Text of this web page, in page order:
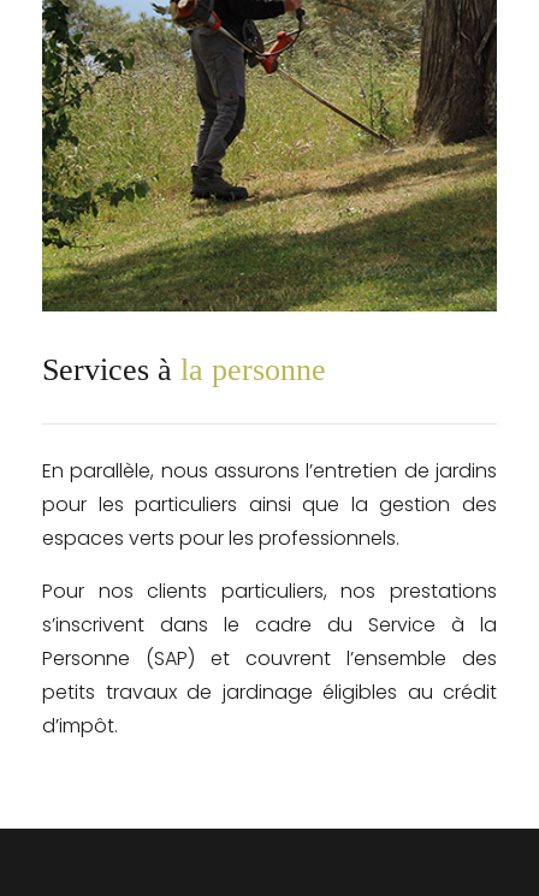
Services à la personne
En parallèle, nous assurons l’entretien de jardins
pour les particuliers ainsi que la gestion des
espaces verts pour les professionnels.
Pour nos clients particuliers, nos prestations
s’inscrivent dans le cadre du Service à la
Personne (SAP) et couvrent l’ensemble des
petits travaux de jardinage éligibles au crédit
d’impôt.